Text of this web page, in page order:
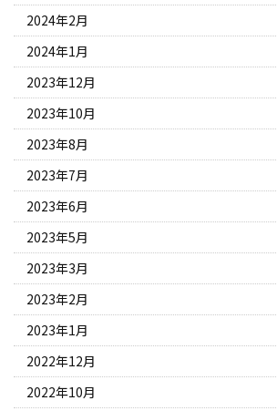
2024年2月
2024年1月
2023年12月
2023年10月
2023年8月
2023年7月
2023年6月
2023年5月
2023年3月
2023年2月
2023年1月
2022年12月
2022年10月